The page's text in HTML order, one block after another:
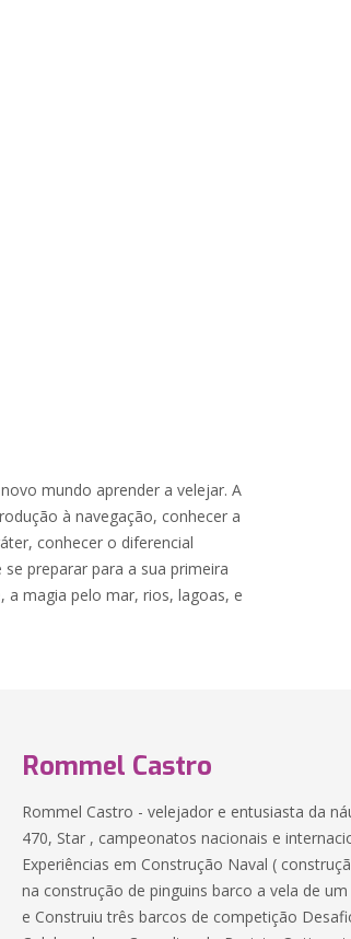
mundo aprender a velejar. A
à navegação, conhecer a
conhecer o diferencial
preparar para a sua primeira
a magia pelo mar, rios, lagoas, e
Rommel Castro
Rommel Castro - velejador e entusiasta da
470, Star , campeonatos nacionais e
Experiências em Construção Naval (
na construção de pinguins barco a vela de
e Construiu três barcos de competição